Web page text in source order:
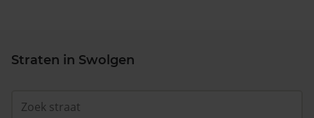
Straten in Swolgen